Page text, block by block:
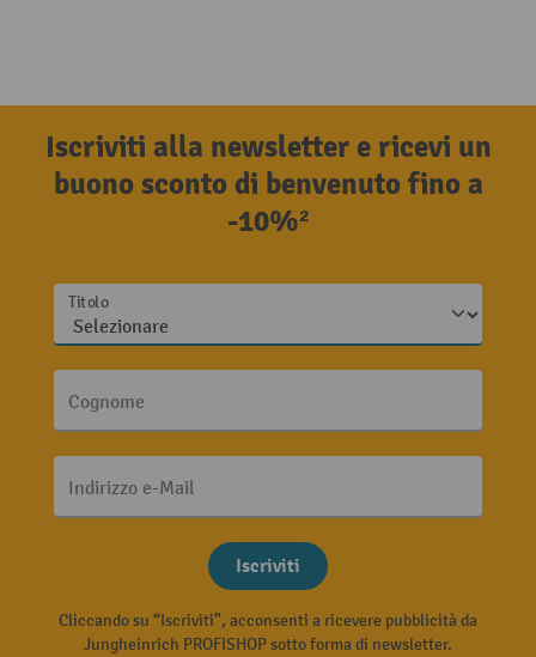
Iscriviti alla newsletter e ricevi un
buono sconto di benvenuto fino a
-10%²
Titolo
Cognome
Indirizzo e-Mail
Iscriviti
Cliccando su “Iscriviti”, acconsenti a ricevere pubblicità da
Jungheinrich PROFISHOP sotto forma di newsletter.